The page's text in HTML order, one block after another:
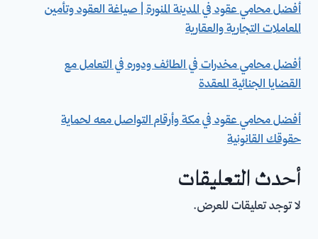
أفضل محامي عقود في المدينة المنورة | صياغة العقود وتأمين
المعاملات التجارية والعقارية
أفضل محامي مخدرات في الطائف ودوره في التعامل مع
القضايا الجنائية المعقدة
أفضل محامي عقود في مكة وأرقام التواصل معه لحماية
حقوقك القانونية
أحدث التعليقات
لا توجد تعليقات للعرض.